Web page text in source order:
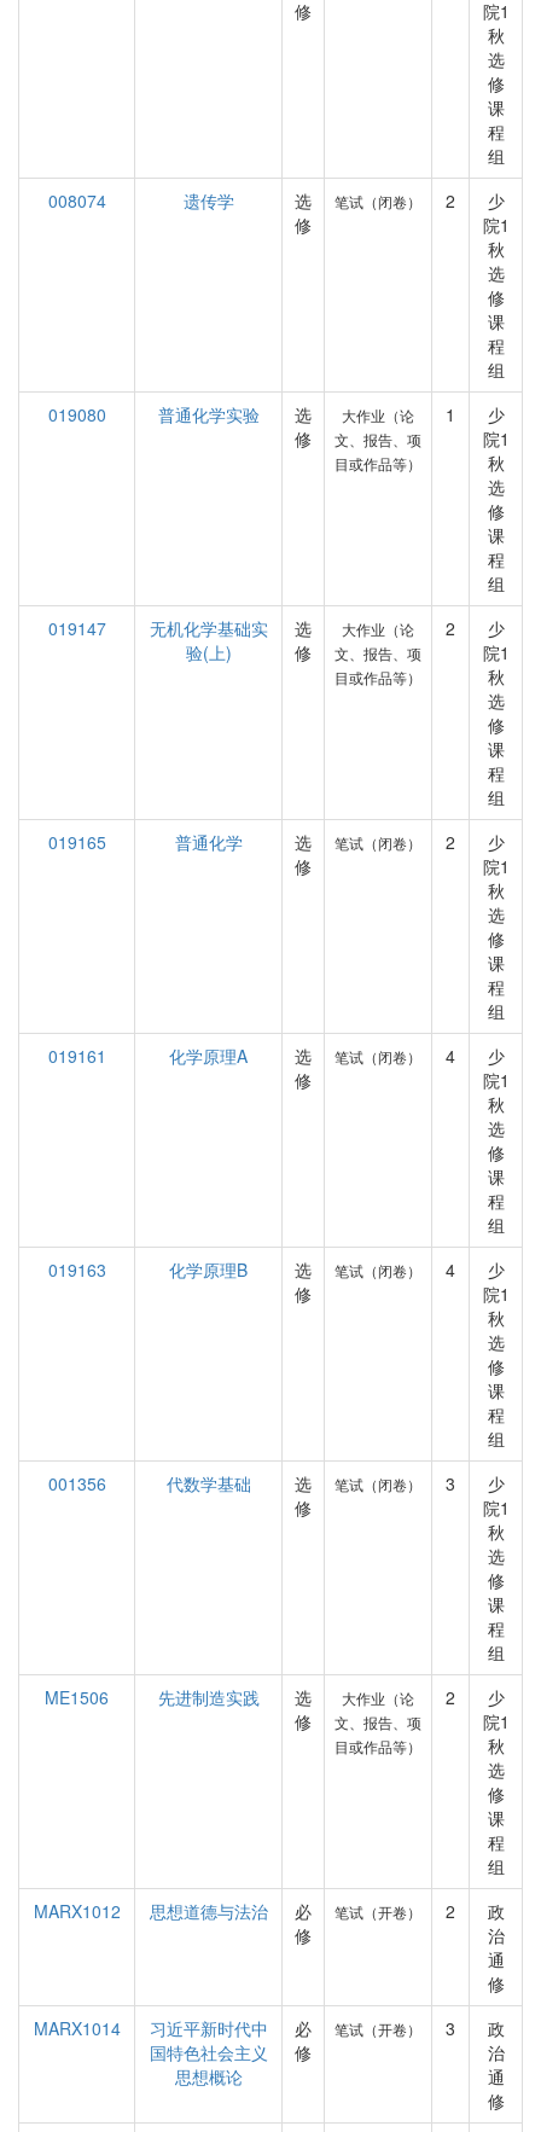
修
院1
秋
选
修
课
程
组
008074
遗传学
选
修
笔试（闭卷） 2
少
院1
秋
选
修
课
程
组
019080
普通化学实验
选
修
大作业（论
文、报告、项
目或作品等）
1
少
院1
秋
选
修
课
程
组
019147
无机化学基础实
验(上)
选
修
大作业（论
文、报告、项
目或作品等）
2
少
院1
秋
选
修
课
程
组
019165
普通化学
选
修
笔试（闭卷） 2
少
院1
秋
选
修
课
程
组
019161
化学原理A
选
修
笔试（闭卷） 4
少
院1
秋
选
修
课
程
组
019163
化学原理B
选
修
笔试（闭卷） 4
少
院1
秋
选
修
课
程
组
001356
代数学基础
选
修
笔试（闭卷） 3
少
院1
秋
选
修
课
程
组
ME1506
先进制造实践
选
修
大作业（论
文、报告、项
目或作品等）
2
少
院1
秋
选
修
课
程
组
MARX1012
思想道德与法治
必
修
笔试（开卷） 2
政
治
通
修
MARX1014
习近平新时代中
国特色社会主义
思想概论
必
修
笔试（开卷） 3
政
治
通
修